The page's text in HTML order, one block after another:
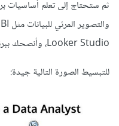
Looker Studio، وأنصحك ببرنامج Bower BI.
للتبسيط الصورة التالية جيدة: